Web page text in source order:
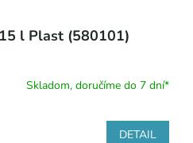
l Plast (580101)
Skladom, doručíme do 7 dní*
DETAIL